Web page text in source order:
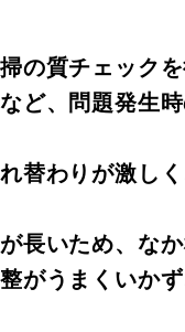
の質チェック
ど、問題発生
替わりが激し
長いため、な
がうまくいか